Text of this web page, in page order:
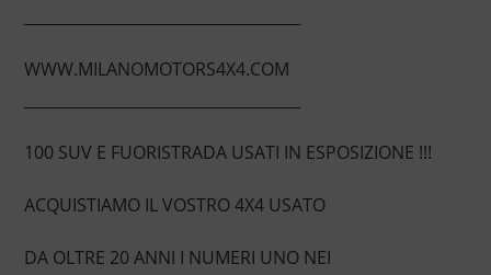
WWW.MILANOMOTORS4X4.COM
100 SUV E FUORISTRADA USATI IN ESPOSIZIONE !!!
ACQUISTIAMO IL VOSTRO 4X4 USATO
DA OLTRE 20 ANNI I NUMERI UNO NEI